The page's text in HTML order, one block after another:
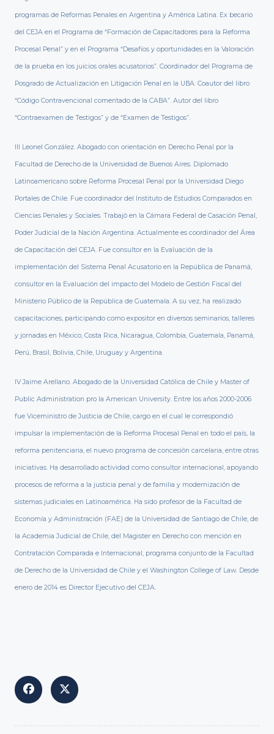
programas de Reformas Penales en Argentina y América Latina. Ex becario
del CEJA en el Programa de “Formación de Capacitadores para la Reforma
Procesal Penal” y en el Programa “Desafíos y oportunidades en la Valoración
de la prueba en los juicios orales acusatorios”. Coordinador del Programa de
Posgrado de Actualización en Litigación Penal en la UBA. Coautor del libro
“Código Contravencional comentado de la CABA”. Autor del libro
“Contraexamen de Testigos” y de “Examen de Testigos”.
III Leonel González. Abogado con orientación en Derecho Penal por la
Facultad de Derecho de la Universidad de Buenos Aires. Diplomado
Latinoamericano sobre Reforma Procesal Penal por la Universidad Diego
Portales de Chile. Fue coordinador del Instituto de Estudios Comparados en
Ciencias Penales y Sociales. Trabajó en la Cámara Federal de Casación Penal,
Poder Judicial de la Nación Argentina. Actualmente es coordinador del Área
de Capacitación del CEJA. Fue consultor en la Evaluación de la
implementación del Sistema Penal Acusatorio en la República de Panamá,
consultor en la Evaluación del impacto del Modelo de Gestión Fiscal del
Ministerio Público de la República de Guatemala. A su vez, ha realizado
capacitaciones, participando como expositor en diversos seminarios, talleres
y jornadas en México, Costa Rica, Nicaragua, Colombia, Guatemala, Panamá,
Perú, Brasil, Bolivia, Chile, Uruguay y Argentina.
IV Jaime Arellano. Abogado de la Universidad Católica de Chile y Master of
Public Administration pro la American University. Entre los años 2000-2006
fue Viceministro de Justicia de Chile, cargo en el cual le correspondió
impulsar la implementación de la Reforma Procesal Penal en todo el país, la
reforma penitenciaria, el nuevo programa de concesión carcelaria, entre otras
iniciativas. Ha desarrollado actividad como consultor internacional, apoyando
procesos de reforma a la justicia penal y de familia y modernización de
sistemas judiciales en Latinoamérica. Ha sido profesor de la Facultad de
Economía y Administración (FAE) de la Universidad de Santiago de Chile, de
la Academia Judicial de Chile, del Magister en Derecho con mención en
Contratación Comparada e Internacional, programa conjunto de la Facultad
de Derecho de la Universidad de Chile y el Washington College of Law. Desde
enero de 2014 es Director Ejecutivo del CEJA.